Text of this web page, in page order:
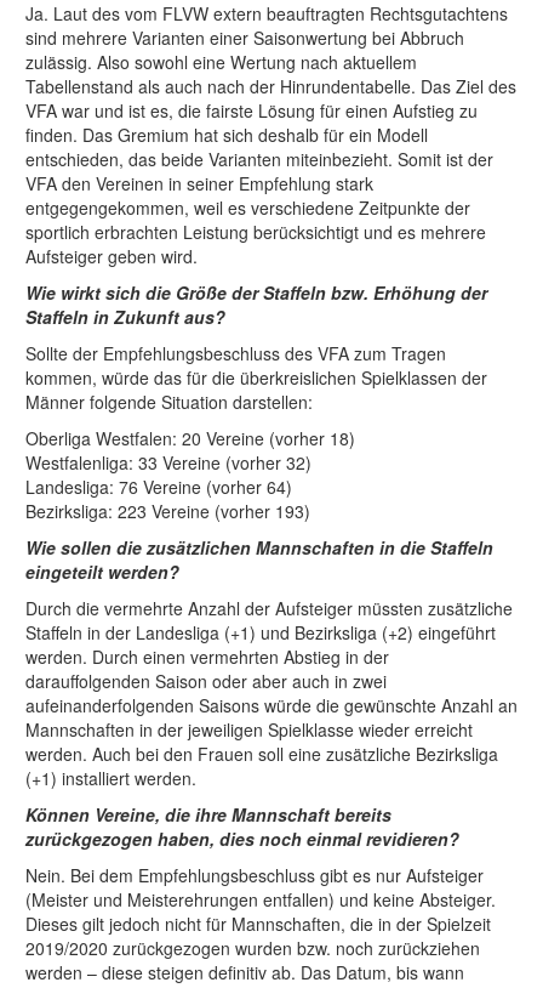
Ja. Laut des vom FLVW extern beauftragten Rechtsgutachtens
sind mehrere Varianten einer Saisonwertung bei Abbruch
zulässig. Also sowohl eine Wertung nach aktuellem
Tabellenstand als auch nach der Hinrundentabelle. Das Ziel des
VFA war und ist es, die fairste Lösung für einen Aufstieg zu
finden. Das Gremium hat sich deshalb für ein Modell
entschieden, das beide Varianten miteinbezieht. Somit ist der
VFA den Vereinen in seiner Empfehlung stark
entgegengekommen, weil es verschiedene Zeitpunkte der
sportlich erbrachten Leistung berücksichtigt und es mehrere
Aufsteiger geben wird.
Wie wirkt sich die Größe der Staffeln bzw. Erhöhung der
Staffeln in Zukunft aus?
Sollte der Empfehlungsbeschluss des VFA zum Tragen
kommen, würde das für die überkreislichen Spielklassen der
Männer folgende Situation darstellen:
Oberliga Westfalen: 20 Vereine (vorher 18)
Westfalenliga: 33 Vereine (vorher 32)
Landesliga: 76 Vereine (vorher 64)
Bezirksliga: 223 Vereine (vorher 193)
Wie sollen die zusätzlichen Mannschaften in die Staffeln
eingeteilt werden?
Durch die vermehrte Anzahl der Aufsteiger müssten zusätzliche
Staffeln in der Landesliga (+1) und Bezirksliga (+2) eingeführt
werden. Durch einen vermehrten Abstieg in der
darauffolgenden Saison oder aber auch in zwei
aufeinanderfolgenden Saisons würde die gewünschte Anzahl an
Mannschaften in der jeweiligen Spielklasse wieder erreicht
werden. Auch bei den Frauen soll eine zusätzliche Bezirksliga
(+1) installiert werden.
Können Vereine, die ihre Mannschaft bereits
zurückgezogen haben, dies noch einmal revidieren?
Nein. Bei dem Empfehlungsbeschluss gibt es nur Aufsteiger
(Meister und Meisterehrungen entfallen) und keine Absteiger.
Dieses gilt jedoch nicht für Mannschaften, die in der Spielzeit
2019/2020 zurückgezogen wurden bzw. noch zurückziehen
werden – diese steigen definitiv ab. Das Datum, bis wann